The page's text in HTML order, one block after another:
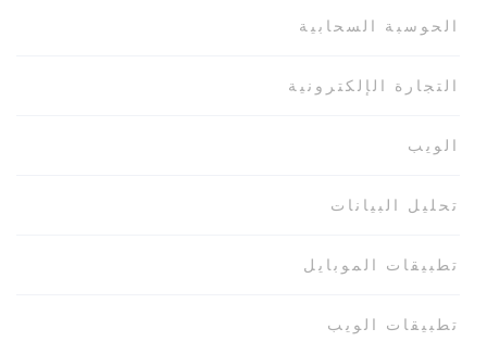
الحوسبة السحابية
التجارة الإلكترونية
الويب
تحليل البيانات
تطبيقات الموبايل
تطبيقات الويب